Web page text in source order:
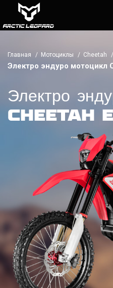
Главная Мотоциклы Cheetah
Электро эндуро мотоцикл
Электро
CHEETAH